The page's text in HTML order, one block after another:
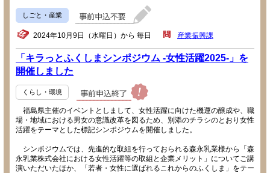
しごと・産業
2024年10月9日（水曜日）から 毎日 産業振興課
「キラっとふくしまシンポジウム -女性活躍2025-」を
開催しました
くらし・環境
福島県主催のイベントとしまして、女性活躍に向けた機運の醸成や、職
場・地域における男女の意識改革を図るため、別添のチラシのとおり女性
活躍をテーマとした標記シンポジウムを開催しました。
シンポジウムでは、先進的な取組を行っておられる森永乳業様から「森
永乳業株式会社における女性活躍等の取組と企業メリット」についてご講
演いただいたほか、「若者・女性に選ばれるこれからのふくしま」をテー